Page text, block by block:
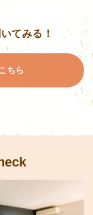
てみる！
ちら